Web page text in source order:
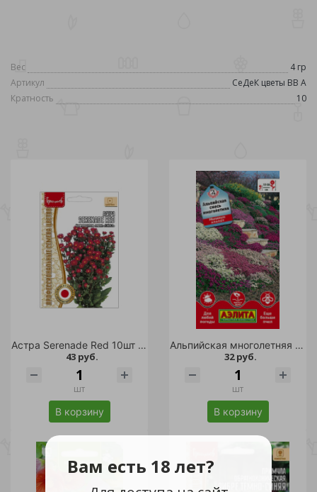
Вам есть 18 лет?
Вес
4 гр
Артикул
СеДеК цветы ВВ А
Кратность
10
Астра Serenade Red 10шт /10
43 руб.
шт
В корзину
Альпийская многолетняя смесь цветов 0,2 гр/10
32 руб.
шт
В корзину